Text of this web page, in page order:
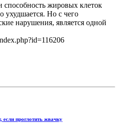
жировых клеток
ухудшается. Но с чего
нарушения, является одной
если проглотить жвачку